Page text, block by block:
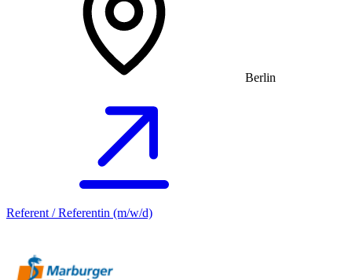
Berlin
Referent / Referentin (m/w/d)